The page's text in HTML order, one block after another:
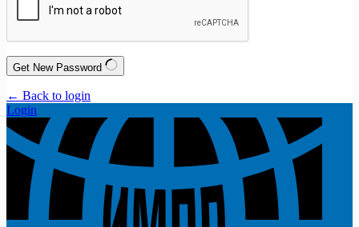
Get New Password
← Back to login
Login